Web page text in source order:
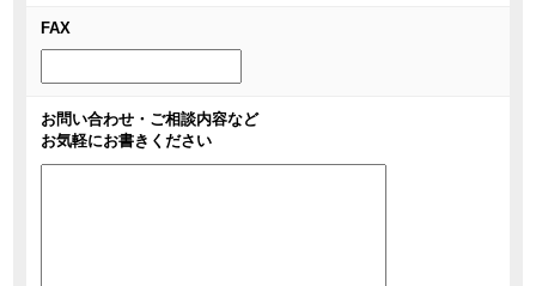
FAX
お問い合わせ・ご相談内容など
お気軽にお書きください